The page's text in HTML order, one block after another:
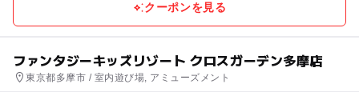
クーポンを見る
ファンタジーキッズリゾート クロスガーデン多摩店
東京都多摩市 / 室内遊び場, アミューズメント